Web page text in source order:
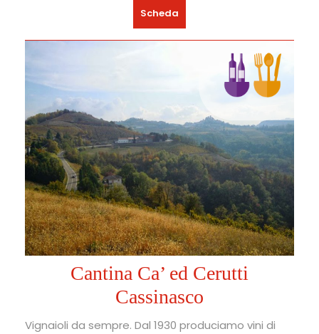
Scheda
Cantina Ca’ ed Cerutti
Cassinasco
Vignaioli da sempre. Dal 1930 produciamo vini di